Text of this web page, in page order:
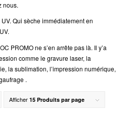
nous.
Qui sèche immédiatement en
PROMO ne s’en arrête pas là. Il y’a
comme le gravure laser, la
la sublimation, l’impression numérique,
.
Afficher 15 Produits par page